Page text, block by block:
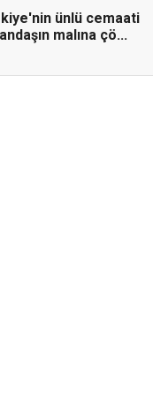
ünlü cemaati
malına çö...